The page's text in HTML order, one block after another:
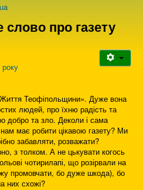
Про нас
зв'язок
про газету
Теофіпольщини». Дуже вона
людей, про їхню радість та
добро та зло. Деколи і сама
має робити цікавою газету? Ми
забавляти, розважати?
з толком. А не цькувати когось
чотирилапі, що розірвали на
промовчати, бо дуже шкода), бо
них схожі?